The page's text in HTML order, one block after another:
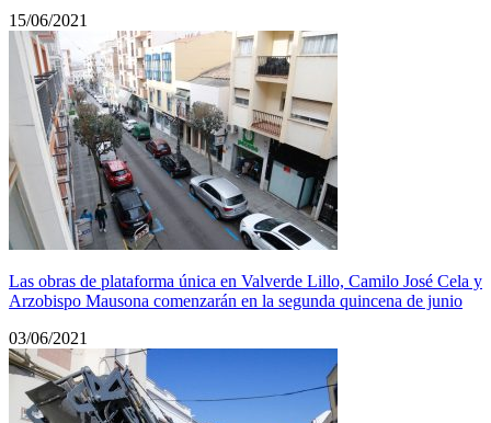
15/06/2021
Las obras de plataforma única en Valverde Lillo, Camilo José Cela y
Arzobispo Mausona comenzarán en la segunda quincena de junio
03/06/2021